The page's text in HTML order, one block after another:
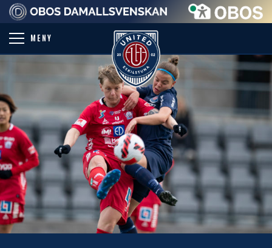
MENY
PARTNER